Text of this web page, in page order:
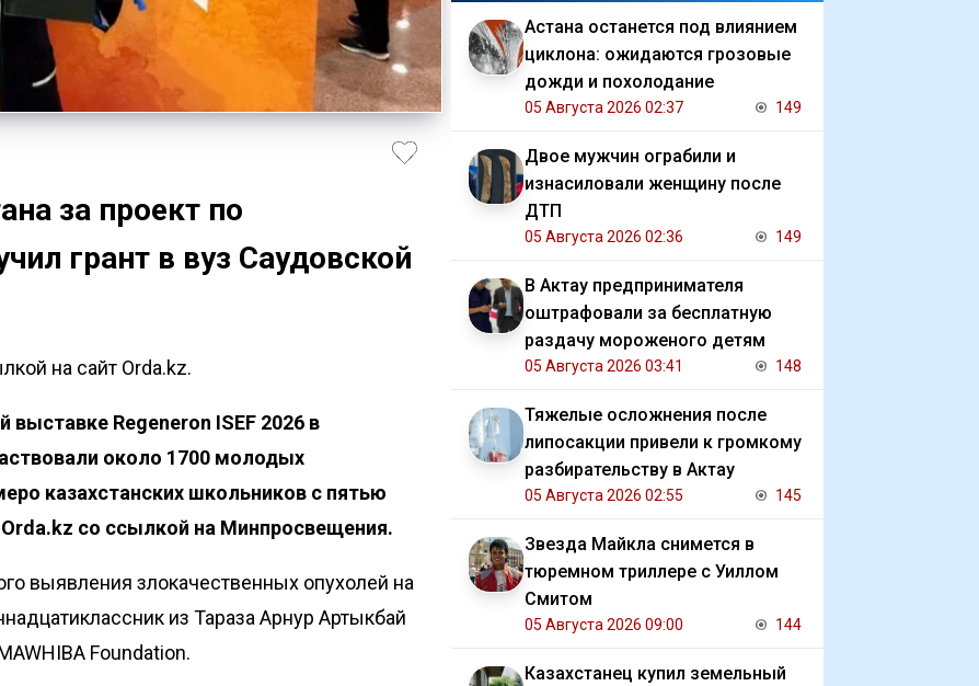
за проект по
грант в вуз Саудовской
на сайт Orda.kz.
Regeneron ISEF 2026 в
около 1700 молодых
казахстанских школьников с пятью
Orda.kz со ссылкой на Минпросвещения.
выявления злокачественных опухолей на
из Тараза Арнур Артыкбай
Foundation.
Астана останется под влиянием
циклона: ожидаются грозовые
дожди и похолодание
05 Августа 2026 02:37 149
Двое мужчин ограбили и
изнасиловали женщину после
ДТП
05 Августа 2026 02:36 149
В Актау предпринимателя
оштрафовали за бесплатную
раздачу мороженого детям
05 Августа 2026 03:41 148
Тяжелые осложнения после
липосакции привели к громкому
разбирательству в Актау
05 Августа 2026 02:55 145
Звезда Майкла снимется в
тюремном триллере с Уиллом
Смитом
05 Августа 2026 09:00 144
Казахстанец купил земельный